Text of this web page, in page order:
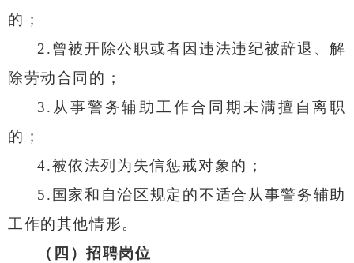
的；
2.曾被开除公职或者因违法违纪被辞退、解
除劳动合同的；
3. 从事警务辅助工作合同期未满擅自离职
的；
4.被依法列为失信惩戒对象的；
5. 国家和自治区规定的不适合从事警务辅助
工作的其他情形。
（ 四 ）招聘岗位